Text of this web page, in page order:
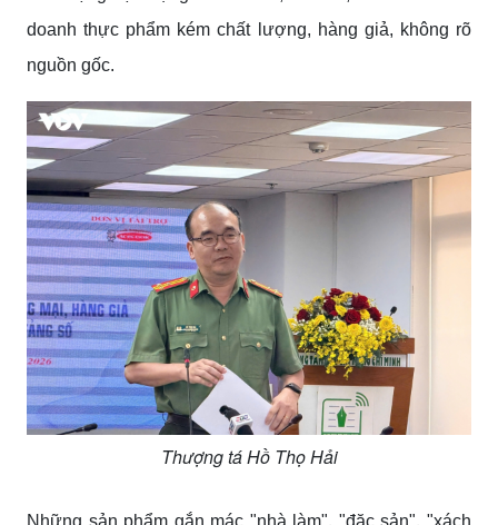
doanh thực phẩm kém chất lượng, hàng giả, không rõ
nguồn gốc.
Thượng tá Hồ Thọ Hải